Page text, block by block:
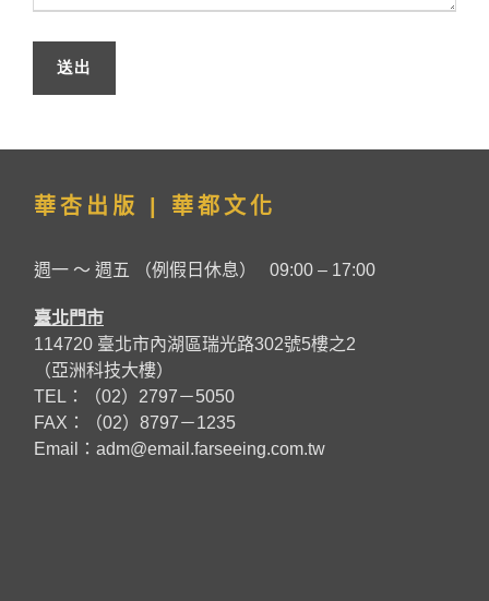
華杏出版 | 華都文化
週一 ～ 週五 （例假日休息） 09:00 – 17:00
臺北門市
114720 臺北市內湖區瑞光路302號5樓之2
（亞洲科技大樓）
TEL：（02）2797－5050
FAX：（02）8797－1235
Email： adm@email.farseeing.com.tw